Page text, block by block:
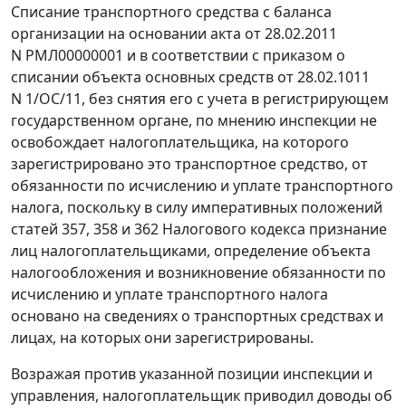
Списание транспортного средства с баланса
организации на основании акта от 28.02.2011
N РМЛ00000001 и в соответствии с приказом о
списании объекта основных средств от 28.02.1011
N 1/ОС/11, без снятия его с учета в регистрирующем
государственном органе, по мнению инспекции не
освобождает налогоплательщика, на которого
зарегистрировано это транспортное средство, от
обязанности по исчислению и уплате транспортного
налога, поскольку в силу императивных положений
статей 357, 358 и 362 Налогового кодекса признание
лиц налогоплательщиками, определение объекта
налогообложения и возникновение обязанности по
исчислению и уплате транспортного налога
основано на сведениях о транспортных средствах и
лицах, на которых они зарегистрированы.
Возражая против указанной позиции инспекции и
управления, налогоплательщик приводил доводы об